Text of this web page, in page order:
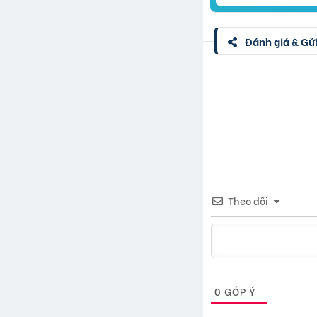
Đánh giá &
Theo dõi
0 GÓP Ý